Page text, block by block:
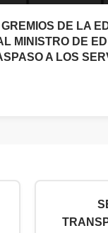
DE LA
MINISTRO DE
A LOS